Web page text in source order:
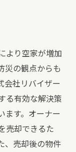
供する空家
価格
より空家が増加
災の観点からも
会社リバイザー
る有効な解決策
ます。オーナー
売却できるた
、売却後の物件